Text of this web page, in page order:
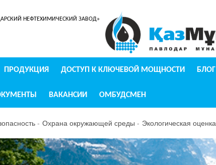
НЕФТЕХИМИЧЕСКИЙ ЗАВОД»
ПРОДУКЦИЯ ДОСТУП К КЛЮЧЕВОЙ МОЩНОСТИ БЛОГ
ВАКАНСИИ ОМБУДСМЕН
Охрана окружающей среды Экологическая оценка